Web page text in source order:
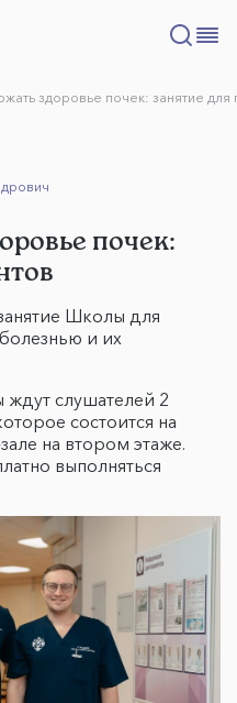
здоровье почек: занятие для
почек:
Школы для
и их
слушателей 2
состоится на
на втором этаже.
выполняться